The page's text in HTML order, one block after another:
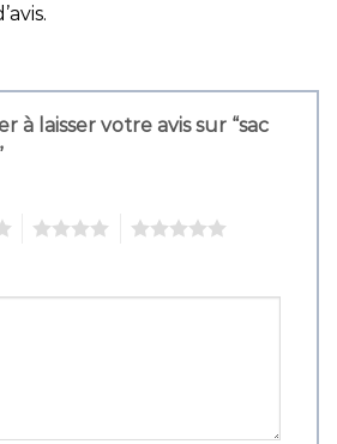
à laisser votre avis sur “sac